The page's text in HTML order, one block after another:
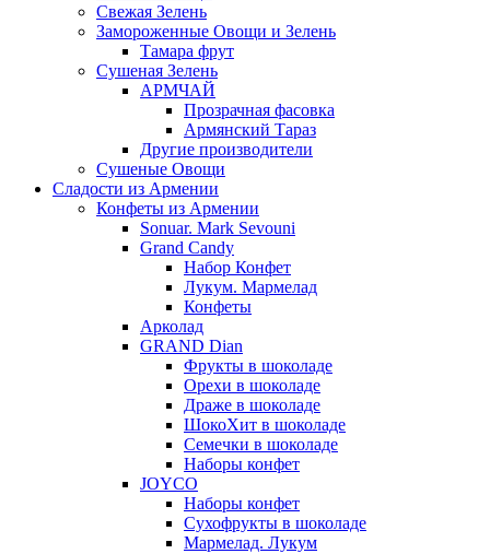
Свежая Зелень
Замороженные Овощи и Зелень
Тамара фрут
Сушеная Зелень
АРМЧАЙ
Прозрачная фасовка
Армянский Тараз
Другие производители
Сушеные Овощи
Сладости из Армении
Конфеты из Армении
Sonuar. Mark Sevouni
Grand Candy
Набор Конфет
Лукум. Мармелад
Конфеты
Арколад
GRAND Dian
Фрукты в шоколаде
Орехи в шоколаде
Драже в шоколаде
ШокоХит в шоколаде
Семечки в шоколаде
Наборы конфет
JOYCO
Наборы конфет
Сухофрукты в шоколаде
Мармелад. Лукум